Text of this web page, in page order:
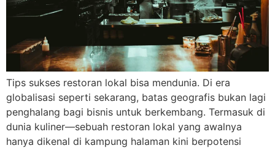
Tips sukses restoran lokal bisa mendunia. Di era
globalisasi seperti sekarang, batas geografis bukan lagi
penghalang bagi bisnis untuk berkembang. Termasuk di
dunia kuliner—sebuah restoran lokal yang awalnya
hanya dikenal di kampung halaman kini berpotensi